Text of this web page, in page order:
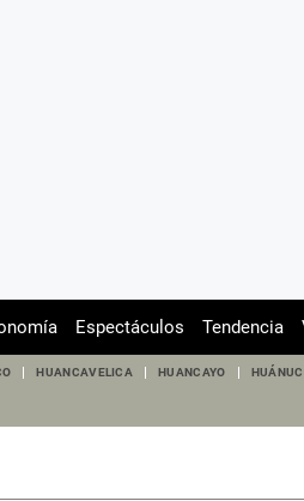
Espectáculos Tendencia
HUANCAVELICA HUANCAYO